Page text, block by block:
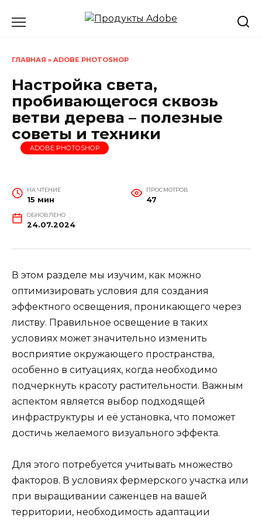
ГЛАВНАЯ » ADOBE PHOTOSHOP
Настройка света,
пробивающегося сквозь
ветви дерева – полезные
советы и техники
ADOBE PHOTOSHOP
НА ЧТЕНИЕ
15 мин
ПРОСМОТРОВ
47
ОБНОВЛЕНО
24.07.2024
В этом разделе мы изучим, как можно
оптимизировать условия для создания
эффектного освещения, проникающего через
листву. Правильное освещение в таких
условиях может значительно изменить
восприятие окружающего пространства,
особенно в ситуациях, когда необходимо
подчеркнуть красоту растительности. Важным
аспектом является выбор подходящей
инфраструктуры и её установка, что поможет
достичь желаемого визуального эффекта.
Для этого потребуется учитывать множество
факторов. В условиях фермерского участка или
при выращивании саженцев на вашей
территории, необходимость адаптации